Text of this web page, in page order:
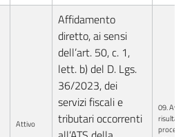
Attivo
Affidamento
diretto, ai sensi
dell’art. 50, c. 1,
lett. b) del D. Lgs.
36/2023, dei
servizi fiscali e
tributari occorrenti
09.
risultati